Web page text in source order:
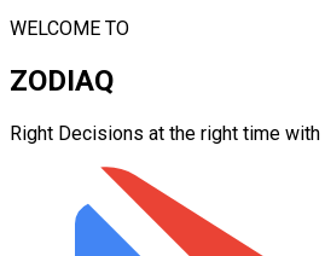
WELCOME TO
ZODIAQ
Right Decisions at the right time with